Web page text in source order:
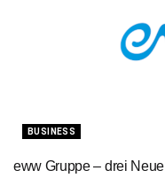
BUSINESS
eww Gruppe – drei Neue